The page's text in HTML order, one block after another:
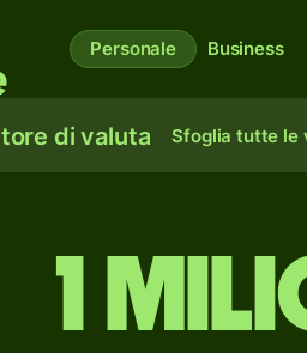
Personale Business
di valuta Sfoglia tutte le
1